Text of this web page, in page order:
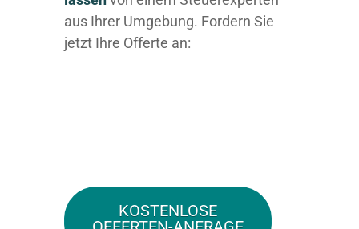
aus Ihrer Umgebung. Fordern Sie
jetzt Ihre Offerte an:
KOSTENLOSE